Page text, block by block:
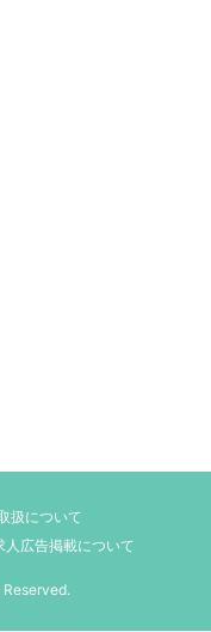
扱について
人広告掲載について